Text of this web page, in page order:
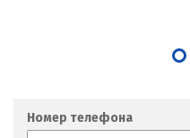
Номер телефона